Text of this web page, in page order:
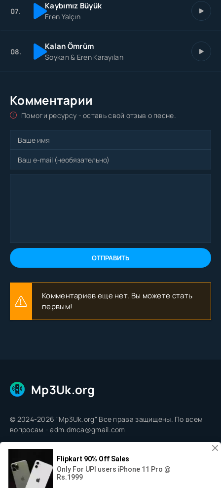
07. Kaybımız Büyük
Eren Yalçın
08. Kalan Ömrüm
Soykan & Eren Karayılan
Комментарии
Помоги ресурсу - оставь свой отзыв о песне.
ОТПРАВИТЬ
Комментариев еще нет. Вы можете стать
первым!
Mp3Uk.org
© 2024-2026 "Mp3Uk.org" Все права защищены. По всем
вопросам - adm.dmca@gmail.com